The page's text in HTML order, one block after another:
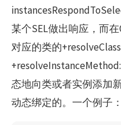
某个SEL做出响应，而
对应的类的
态地向类或者实例添加
动态绑定的。一个例子：